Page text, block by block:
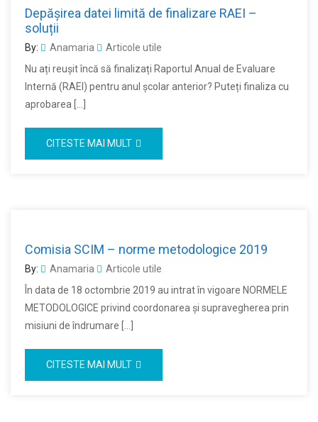
Depășirea datei limită de finalizare RAEI –
soluții
By: Anamaria
Articole utile
Nu ați reușit încă să finalizați Raportul Anual de Evaluare
Internă (RAEI) pentru anul școlar anterior? Puteți finaliza cu
aprobarea […]
CITESTE MAI MULT
Comisia SCIM – norme metodologice 2019
By: Anamaria
Articole utile
În data de 18 octombrie 2019 au intrat în vigoare NORMELE
METODOLOGICE privind coordonarea şi supravegherea prin
misiuni de îndrumare […]
CITESTE MAI MULT